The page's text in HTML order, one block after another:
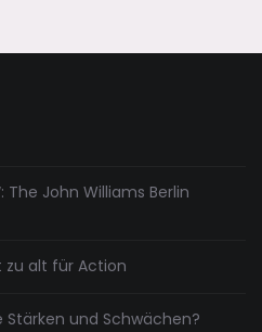
The John Williams Berlin
zu alt für Action
Stärken und Schwächen?